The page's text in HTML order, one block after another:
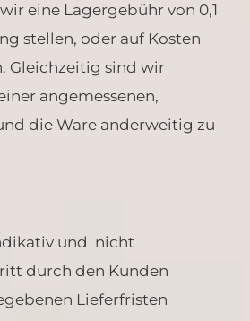
eine Lagergebühr von 0,1
stellen, oder auf Kosten
Gleichzeitig sind wir
angemessenen,
die Ware anderweitig zu
und nicht
durch den Kunden
Lieferfristen